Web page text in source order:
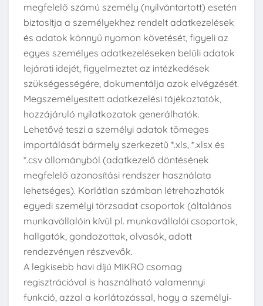
megfelelő számú személy (nyilvántartott) esetén
biztosítja a személyekhez rendelt adatkezelések
és adatok könnyű nyomon követését, figyeli az
egyes személyes adatkezeléseken belüli adatok
lejárati idejét, figyelmeztet az intézkedések
szükségességére, dokumentálja azok elvégzését.
Megszemélyesített adatkezelési tájékoztatók,
hozzájáruló nyilatkozatok generálhatók.
Lehetővé teszi a személyi adatok tömeges
importálását bármely szerkezetű *.xls, *.xlsx és
*.csv állományból (adatkezelő döntésének
megfelelő azonosítási rendszer használata
lehetséges). Korlátlan számban létrehozhatók
egyedi személyi törzsadat csoportok (általános
munkavállalóin kívül pl. munkavállalói csoportok,
hallgatók, gondozottak, olvasók, adott
rendezvényen részvevők.
A legkisebb havi díjú MIKRO csomag
regisztrációval is használható valamennyi
funkció, azzal a korlátozással, hogy a személyi-